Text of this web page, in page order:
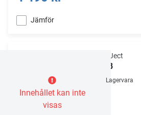
Jämför
Innehållet kan inte
visas
Pro-Ject
X2 B
Lagervara